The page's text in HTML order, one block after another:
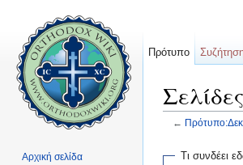
←
Τι συνδέει
Πρότυπο
Αρχική σελίδα